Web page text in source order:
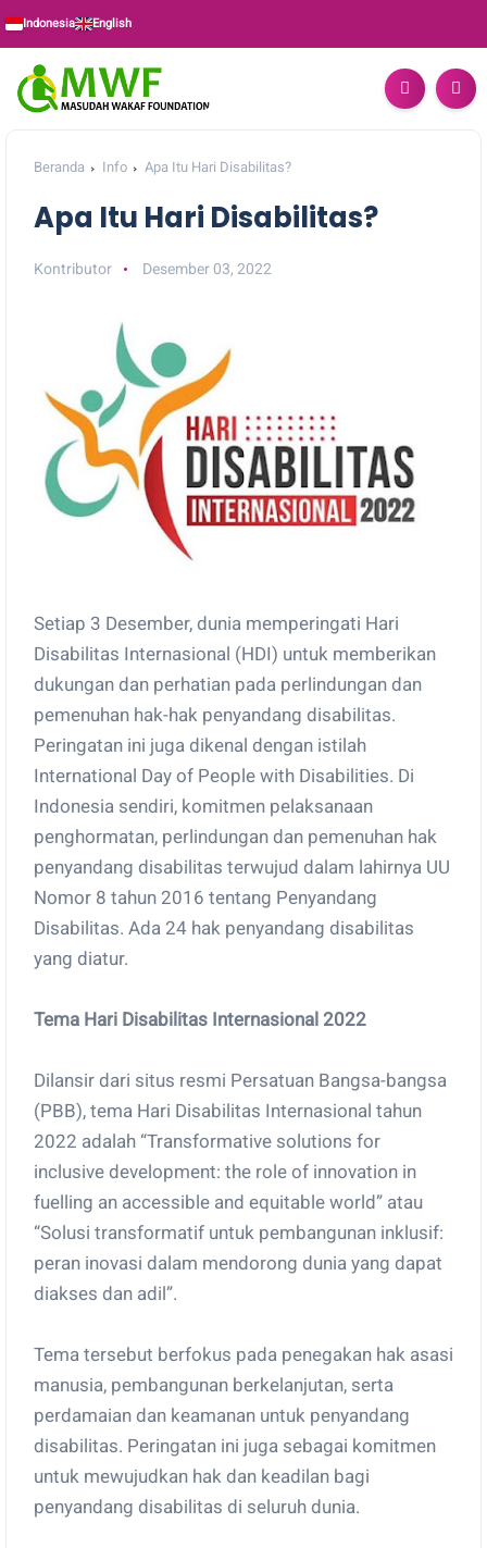
Indonesia English
Beranda Info Apa Itu Hari Disabilitas?
Apa Itu Hari Disabilitas?
Kontributor Desember 03, 2022
Setiap 3 Desember, dunia memperingati Hari
Disabilitas Internasional (HDI) untuk memberikan
dukungan dan perhatian pada perlindungan dan
pemenuhan hak-hak penyandang disabilitas.
Peringatan ini juga dikenal dengan istilah
International Day of People with Disabilities. Di
Indonesia sendiri, komitmen pelaksanaan
penghormatan, perlindungan dan pemenuhan hak
penyandang disabilitas terwujud dalam lahirnya UU
Nomor 8 tahun 2016 tentang Penyandang
Disabilitas. Ada 24 hak penyandang disabilitas
yang diatur.
Tema Hari Disabilitas Internasional 2022
Dilansir dari situs resmi Persatuan Bangsa-bangsa
(PBB), tema Hari Disabilitas Internasional tahun
2022 adalah “Transformative solutions for
inclusive development: the role of innovation in
fuelling an accessible and equitable world” atau
“Solusi transformatif untuk pembangunan inklusif:
peran inovasi dalam mendorong dunia yang dapat
diakses dan adil”.
Tema tersebut berfokus pada penegakan hak asasi
manusia, pembangunan berkelanjutan, serta
perdamaian dan keamanan untuk penyandang
disabilitas. Peringatan ini juga sebagai komitmen
untuk mewujudkan hak dan keadilan bagi
penyandang disabilitas di seluruh dunia.